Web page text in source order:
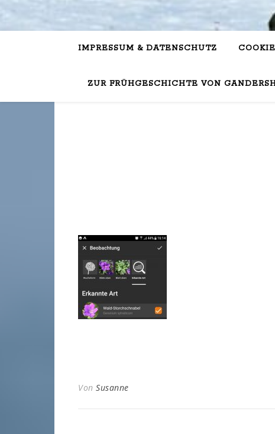
IMPRESSUM & DATENSCHUTZ
ZUR FRÜHGESCHICHTE VON
Von Susanne